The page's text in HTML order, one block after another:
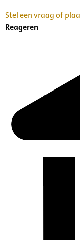
Stel een vraag of
Reageren